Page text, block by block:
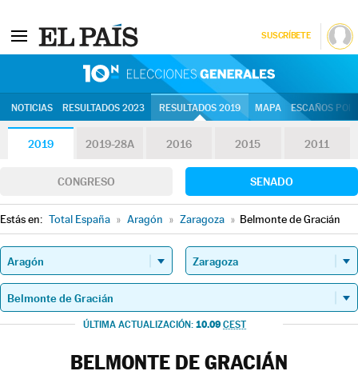
SUSCRÍBETE
NOTICIAS RESULTADOS 2023 RESULTADOS 2019 MAPA ESCAÑOS
2019 2019-28A 2016 2015 2011
CONGRESO SENADO
Estás en: Total España » Aragón » Zaragoza » Belmonte de Gracián
ÚLTIMA ACTUALIZACIÓN: 10.09 CEST
BELMONTE DE GRACIÁN